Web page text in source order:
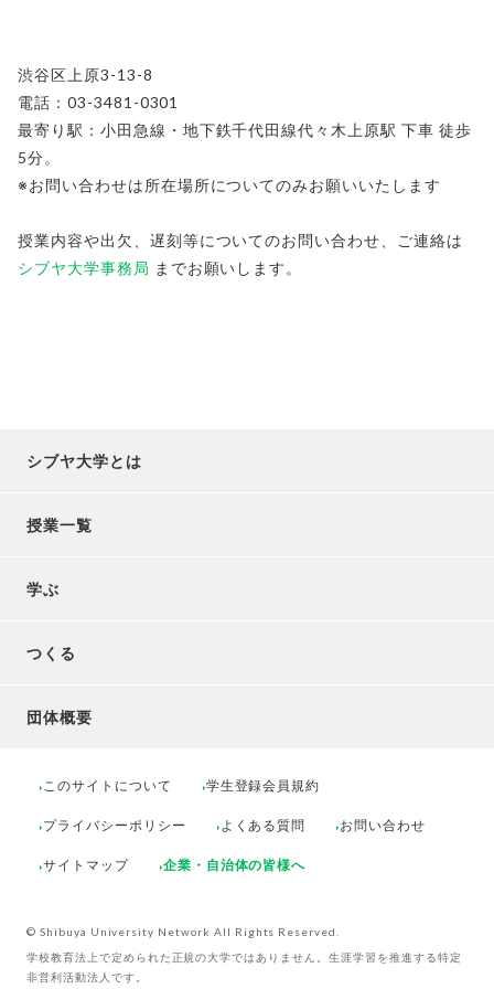
渋谷区上原3-13-8
電話：03-3481-0301
最寄り駅：小田急線・地下鉄千代田線代々木上原駅 下車 徒歩
5分。
※お問い合わせは所在場所についてのみお願いいたします
授業内容や出欠、遅刻等についてのお問い合わせ、ご連絡は
シブヤ大学事務局 までお願いします。
シブヤ大学とは
授業一覧
学ぶ
つくる
団体概要
このサイトについて 学生登録会員規約
プライバシーポリシー よくある質問 お問い合わせ
サイトマップ 企業・自治体の皆様へ
© Shibuya University Network All Rights Reserved.
学校教育法上で定められた正規の大学ではありません。生涯学習を推進する特定
非営利活動法人です。